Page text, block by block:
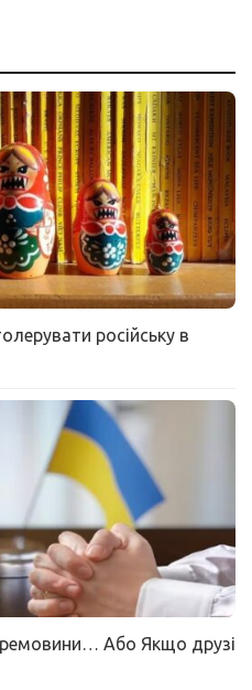
російську в
Або Якщо друзі